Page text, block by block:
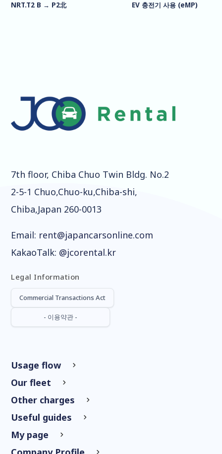
NRT.T2 B → P2北 EV 충전기 사용 (eMP)
7th floor, Chiba Chuo Twin Bldg. No.2
2-5-1 Chuo,Chuo-ku,Chiba-shi,
Chiba,Japan 260-0013
Email: rent@japancarsonline.com
KakaoTalk: @jcorental.kr
Legal Information
Commercial Transactions Act
- 이용약관 -
Usage flow
Our fleet
Other charges
Useful guides
My page